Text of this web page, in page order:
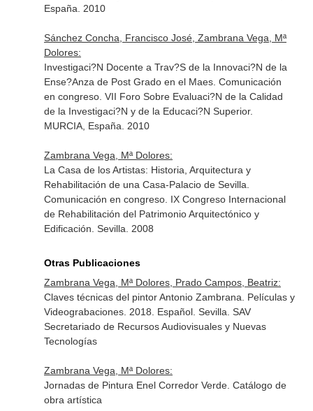
España. 2010
Sánchez Concha, Francisco José, Zambrana Vega, Mª
Dolores:
Investigaci?N Docente a Trav?S de la Innovaci?N de la
Ense?Anza de Post Grado en el Maes. Comunicación
en congreso. VII Foro Sobre Evaluaci?N de la Calidad
de la Investigaci?N y de la Educaci?N Superior.
MURCIA, España. 2010
Zambrana Vega, Mª Dolores:
La Casa de los Artistas: Historia, Arquitectura y
Rehabilitación de una Casa-Palacio de Sevilla.
Comunicación en congreso. IX Congreso Internacional
de Rehabilitación del Patrimonio Arquitectónico y
Edificación. Sevilla. 2008
Otras Publicaciones
Zambrana Vega, Mª Dolores, Prado Campos, Beatriz:
Claves técnicas del pintor Antonio Zambrana. Películas y
Videograbaciones. 2018. Español. Sevilla. SAV
Secretariado de Recursos Audiovisuales y Nuevas
Tecnologías
Zambrana Vega, Mª Dolores:
Jornadas de Pintura Enel Corredor Verde. Catálogo de
obra artística